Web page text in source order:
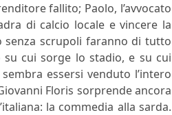
fallito; Paolo, l’avvocato
di calcio locale e vincere la
senza scrupoli faranno di tutto
cui sorge lo stadio, e su cui
essersi venduto l’intero
Floris sorprende ancora
la commedia alla sarda.